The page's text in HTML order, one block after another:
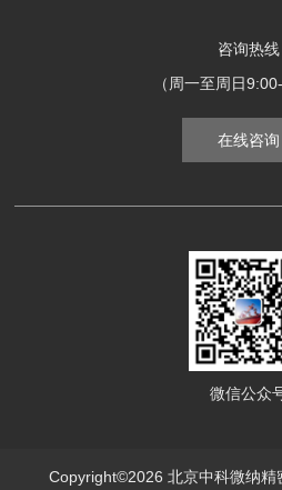
咨询热线
（周一至周日
在线咨询
微信公众
Copyright©2026 北京中科微纳精